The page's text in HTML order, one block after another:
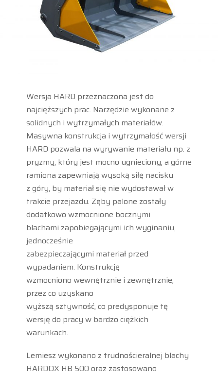
Wersja HARD przeznaczona jest do
najcięższych prac. Narzędzie wykonane z
solidnych i wytrzymałych materiałów.
Masywna konstrukcja i wytrzymałość wersji
HARD pozwala na wyrywanie materiału np. z
pryzmy, który jest mocno ugnieciony, a górne
ramiona zapewniają wysoką siłę nacisku
z góry, by materiał się nie wydostawał w
trakcie przejazdu. Zęby palone zostały
dodatkowo wzmocnione bocznymi
blachami zapobiegającymi ich wyginaniu,
jednocześnie
zabezpieczającymi materiał przed
wypadaniem. Konstrukcję
wzmocniono wewnętrznie i zewnętrznie,
przez co uzyskano
wyższą sztywność, co predysponuje tę
wersję do pracy w bardzo ciężkich
warunkach.
Lemiesz wykonano z trudnościeralnej blachy
HARDOX HB 500 oraz zastosowano